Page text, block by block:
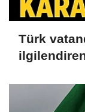
Türk